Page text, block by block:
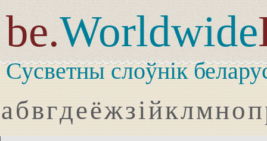
be.Worldwide
Сусветны слоўнік
абвгдеёжзійклмноп